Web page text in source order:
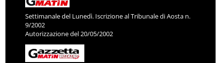
Settimanale del Lunedì. Iscrizione al Tribunale di Aosta n.
9/2002
Autorizzazione del 20/05/2002